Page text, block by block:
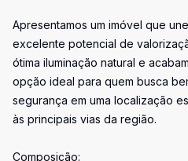
Apresentamos um imóvel que
excelente potencial de
ótima iluminação natural e
opção ideal para quem busca
segurança em uma localização
às principais vias da região.
Composição: